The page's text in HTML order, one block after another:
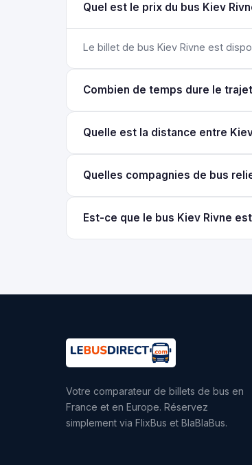
Quel est le prix du bus Kiev
Le billet de bus Kiev Rivne est
Combien de temps dure le
Quelle est la distance entre
Quelles compagnies de bus
Est-ce que le bus Kiev Rivne
Votre comparateur de billets de bus en
France et en Europe. Réservez
simplement via FlixBus et BlaBlaBus.